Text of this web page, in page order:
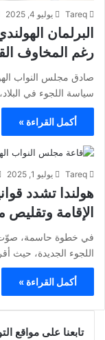
Tareq يوليو 4, 2025
البرلمان
رغم المخاوف
صادق مجلس النواب
سياسة اللجوء في
أكمل القراءة »
Tareq يوليو 1, 2025
هولندا تشدد
الإقامة وتقليص
في خطوة حاسمة، صوّت
اللجوء الجديدة، حيث
أكمل القراءة »
تابعنا على مواقع